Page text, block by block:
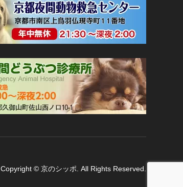
Copyright © 京のシッポ . All Rights Reserved.